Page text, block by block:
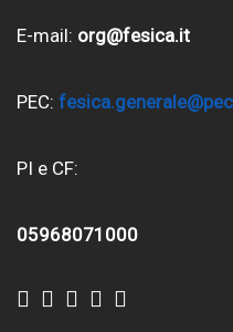
E-mail: org@fesica.it
PEC:
PI e CF:
05968071000